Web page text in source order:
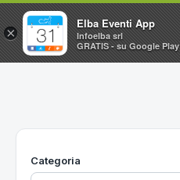
Home
Utilità
Categoria
×
Elba Eventi App
Infoelba srl
GRATIS - su Google Play